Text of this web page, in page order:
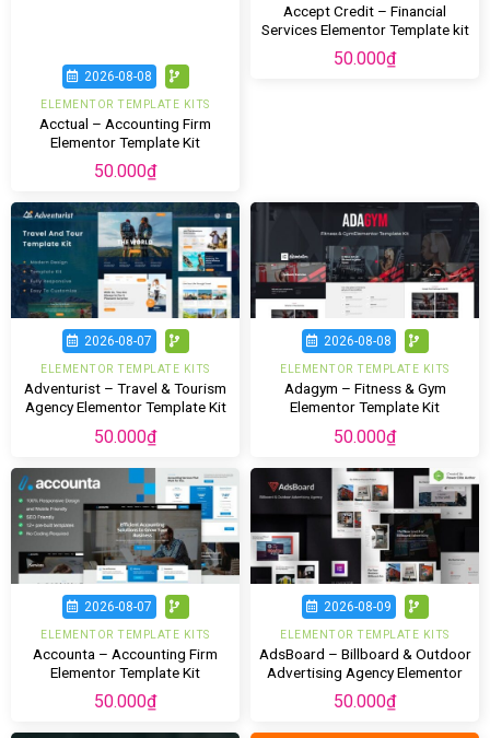
2026-08-08
ELEMENTOR TEMPLATE KITS
Acctual – Accounting Firm
Elementor Template Kit
50.000₫
Accept Credit – Financial
Services Elementor Template kit
50.000₫
2026-08-07
ELEMENTOR TEMPLATE KITS
Adventurist – Travel & Tourism
Agency Elementor Template Kit
50.000₫
2026-08-08
ELEMENTOR TEMPLATE KITS
Adagym – Fitness & Gym
Elementor Template Kit
50.000₫
2026-08-07
ELEMENTOR TEMPLATE KITS
Accounta – Accounting Firm
Elementor Template Kit
50.000₫
2026-08-09
ELEMENTOR TEMPLATE KITS
AdsBoard – Billboard & Outdoor
Advertising Agency Elementor
Template Kit
50.000₫